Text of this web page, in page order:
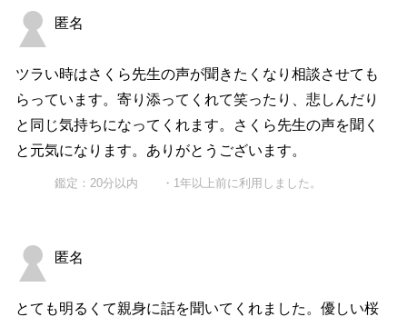
匿名
ツラい時はさくら先生の声が聞きたくなり相談させても
らっています。寄り添ってくれて笑ったり、悲しんだり
と同じ気持ちになってくれます。さくら先生の声を聞く
と元気になります。ありがとうございます。
鑑定：20分以内 ・1年以上前に利用しました。
匿名
とても明るくて親身に話を聞いてくれました。優しい桜